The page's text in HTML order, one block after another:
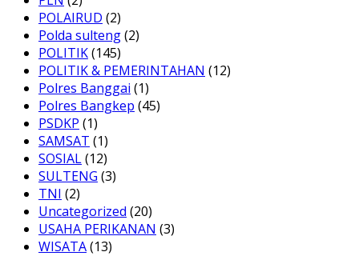
POLAIRUD (2)
Polda sulteng(2)
POLITIK(145)
POLITIK & PEMERINTAHAN (12)
Polres Banggai (1)
Polres Bangkep (45)
PSDKP (1)
SAMSAT (1)
SOSIAL(12)
SULTENG (3)
TNI (2)
Uncategorized (20)
USAHA PERIKANAN (3)
WISATA(13)